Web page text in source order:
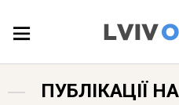
ПУБЛІКАЦІЇ